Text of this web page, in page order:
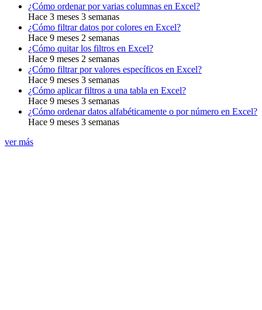
¿Cómo ordenar por varias columnas en Excel?
Hace 3 meses 3 semanas
¿Cómo filtrar datos por colores en Excel?
Hace 9 meses 2 semanas
¿Cómo quitar los filtros en Excel?
Hace 9 meses 2 semanas
¿Cómo filtrar por valores específicos en Excel?
Hace 9 meses 3 semanas
¿Cómo aplicar filtros a una tabla en Excel?
Hace 9 meses 3 semanas
¿Cómo ordenar datos alfabéticamente o por número en Excel?
Hace 9 meses 3 semanas
ver más